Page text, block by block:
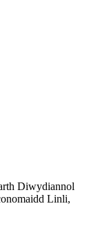
Diwydiannol
Linli,